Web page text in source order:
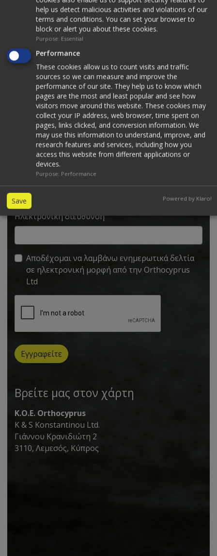
View our catalogue
Εγγραφείτε στο ενημερωτικό μας
δελτίο
Δηλώστε τώρα την ηλ. διεύθυνση σας για να
ενημερώνεστε για όλες τις εξελίξεις σχετικά με τα
προϊόντα της K.O.E. Orthocyprus.
Ηλεκτρονική διεύθυνση
Aποδέχομαι να λαμβάνω ενημερωτικά δελτία
σε ηλεκτρονική μορφή από την Orthocyprus
Ltd
Εγγραφείτε
Βρείτε μας στον χάρτη
K.O.E. Orthocyprus
K & S Konstantinou Ltd.
Γιάννου Κρανιδιώτη 2
3110, Λεμεσός, Κύπρος
help us detect malicious activities and violations of our
terms and conditions. You can set your browser to
block or alert you about these cookies.
Purpose: Essential
Performance
These cookies allow us to count visits and traffic
sources so we can measure and improve the
performance of our site. They help us to know which
pages are the most and least popular and see how
visitors move around this website. These cookies may
collect your IP address, web browser, time spent on
pages, links clicked, and conversion information. We
may use this information to understand, improve, and
research features and services, including how you
access this website from different applications or
devices.
Purpose: Performance
Save Powered by Klaro!